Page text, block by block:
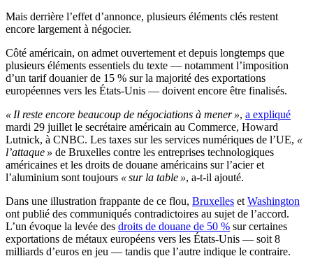
Mais derrière l’effet d’annonce, plusieurs éléments clés restent
encore largement à négocier.
Côté américain, on admet ouvertement et depuis longtemps que
plusieurs éléments essentiels du texte — notamment l’imposition
d’un tarif douanier de 15 % sur la majorité des exportations
européennes vers les États-Unis — doivent encore être finalisés.
« Il reste encore beaucoup de négociations à mener », a expliqué
mardi 29 juillet le secrétaire américain au Commerce, Howard
Lutnick, à CNBC. Les taxes sur les services numériques de l’UE, «
l’attaque » de Bruxelles contre les entreprises technologiques
américaines et les droits de douane américains sur l’acier et
l’aluminium sont toujours « sur la table », a-t-il ajouté.
Dans une illustration frappante de ce flou, Bruxelles et Washington
ont publié des communiqués contradictoires au sujet de l’accord.
L’un évoque la levée des droits de douane de 50 % sur certaines
exportations de métaux européens vers les États-Unis — soit 8
milliards d’euros en jeu — tandis que l’autre indique le contraire.